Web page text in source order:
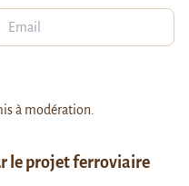
le projet ferroviaire
à modération.